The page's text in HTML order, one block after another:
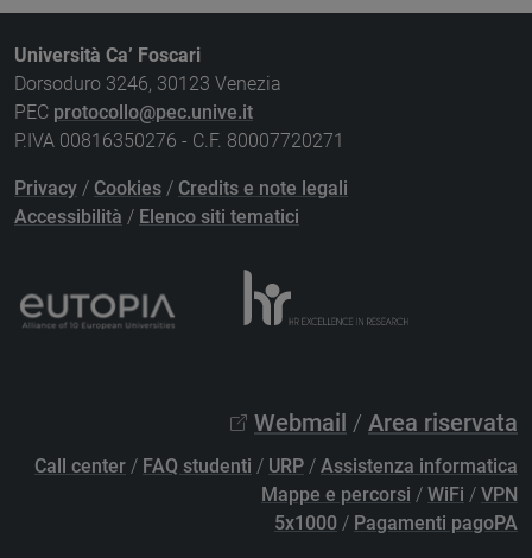
Università Ca’ Foscari
Dorsoduro 3246, 30123 Venezia
PEC protocollo@pec.unive.it
P.IVA 00816350276 - C.F. 80007720271
Privacy / Cookies / Credits e note legali
Accessibilità / Elenco siti tematici
Webmail / Area riservata
Call center / FAQ studenti / URP / Assistenza informatica
Mappe e percorsi / WiFi / VPN
5x1000 / Pagamenti pagoPA